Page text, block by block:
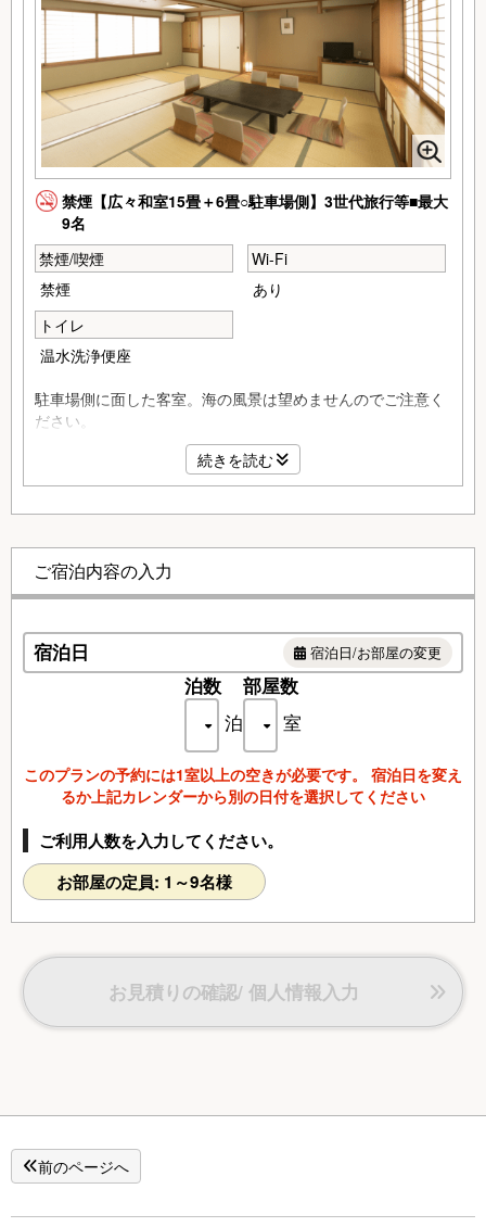
禁煙【広々和室15畳＋6畳○駐車場側】3世代旅行等■最大
9名
禁煙/喫煙
禁煙
Wi-Fi
あり
トイレ
温水洗浄便座
駐車場側に面した客室。海の風景は望めませんのでご注意く
ださい。
15畳の本間と6畳の副室がついた広々和室、布団もそれぞれ
洗浄機能付きトイレ、飲料水、無料Wi-Fi完備、湯沸かしポッ
※お部屋は全室禁煙となります。
（喫煙される方は、館内にある指定の喫煙所をご利用願いま
続きを読む
ご宿泊内容の入力
宿泊日 宿泊日/お部屋の変更
泊数
泊
部屋数
室
このプランの予約には1室以上の空きが必要です。 宿泊日を変え
るか上記カレンダーから別の日付を選択してください
ご利用人数を入力してください。
お部屋の定員: 1～9名様
お見積りの確認/ 個人情報入力
前のページへ